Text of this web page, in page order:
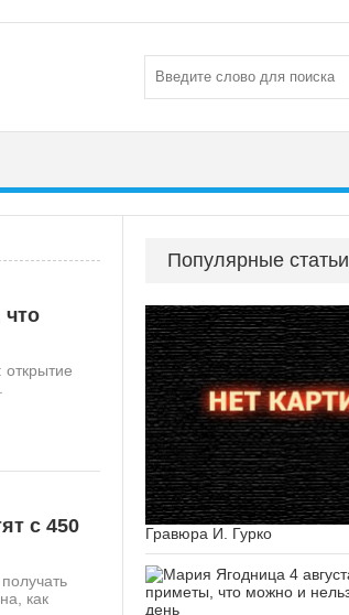
с 450
как
Популярные статьи
Гравюра И. Гурко